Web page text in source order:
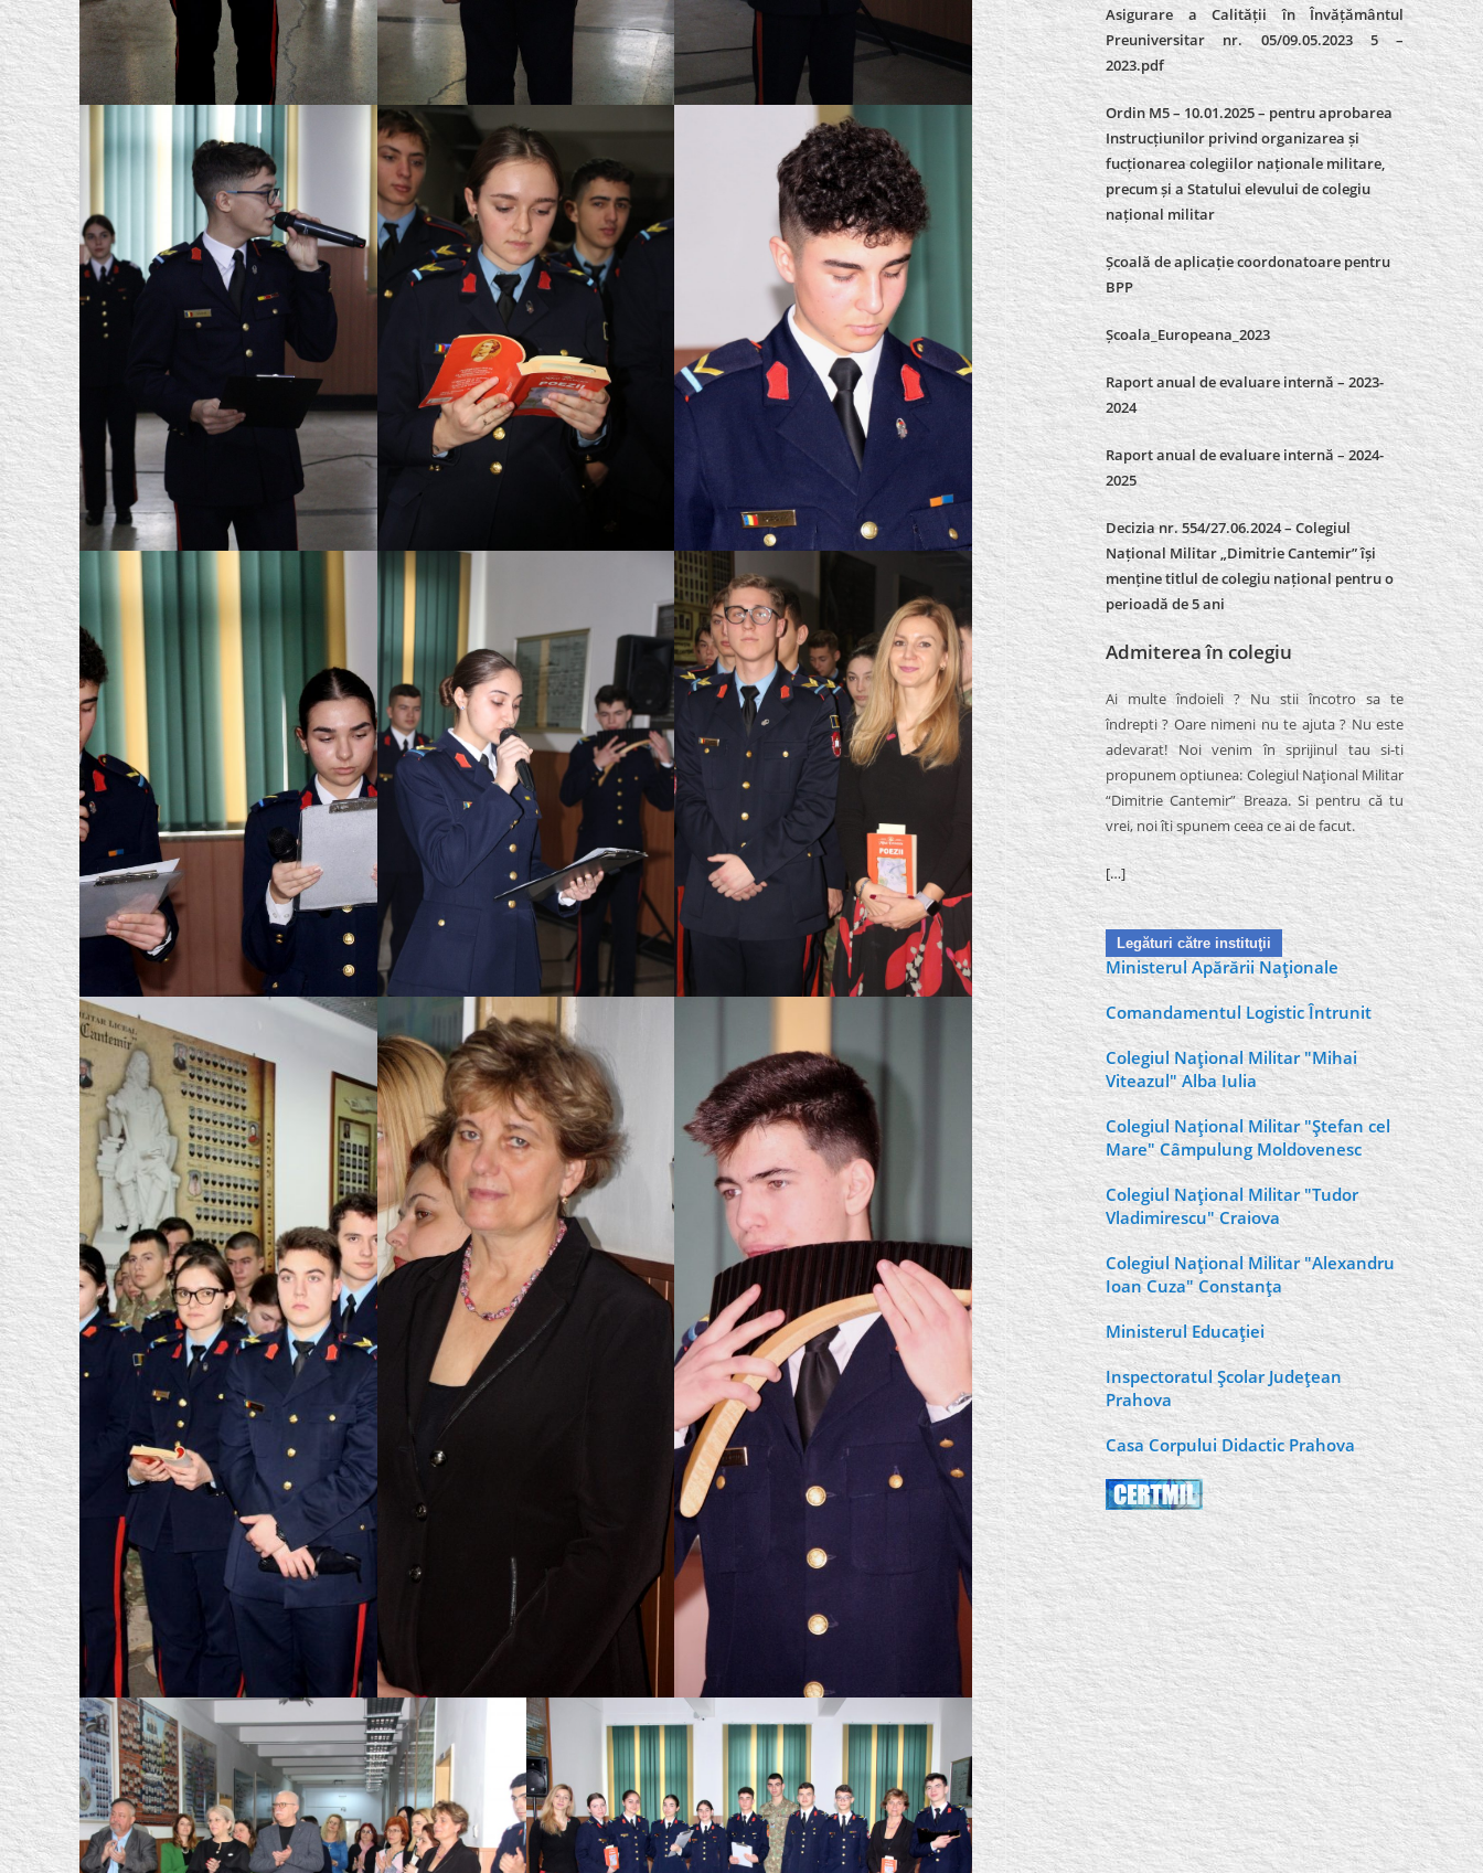
Asigurare a Calității în Învățământul
Preuniversitar nr. 05/09.05.2023 5 –
2023.pdf
Ordin M5 – 10.01.2025 – pentru aprobarea
Instrucțiunilor privind organizarea și
fucționarea colegiilor naționale militare,
precum și a Statului elevului de colegiu
național militar
Școală de aplicație coordonatoare pentru
BPP
Școala_Europeana_2023
Raport anual de evaluare internă – 2023-
2024
Raport anual de evaluare internă –2024-
2025
Decizia nr. 554/27.06.2024 – Colegiul
Național Militar „Dimitrie Cantemir” își
menține titlul de colegiu național pentru o
perioadă de 5 ani
Admiterea în colegiu
Ai multe îndoieli ? Nu stii încotro sa te
îndrepti ? Oare nimeni nu te ajuta ? Nu este
adevarat! Noi venim în sprijinul tau si-ti
propunem optiunea: Colegiul Naţional Militar
“Dimitrie Cantemir” Breaza. Si pentru că tu
vrei, noi îti spunem ceea ce ai de facut.
[…]
Legături către instituţii
Ministerul Apărării Naţionale
Comandamentul Logistic Întrunit
Colegiul Naţional Militar "Mihai
Viteazul" Alba Iulia
Colegiul Naţional Militar "Ştefan cel
Mare" Câmpulung Moldovenesc
Colegiul Naţional Militar "Tudor
Vladimirescu" Craiova
Colegiul Naţional Militar "Alexandru
Ioan Cuza" Constanţa
Ministerul Educaţiei
Inspectoratul Şcolar Judeţean
Prahova
Casa Corpului Didactic Prahova